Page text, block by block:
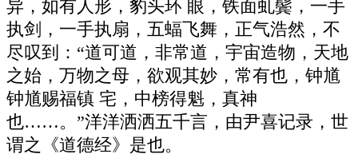
异，如有人形，豹头环 眼，铁面虬鬓，一手
执剑，一手执扇，五蝠飞舞，正气浩然，不
尽叹到：“道可道，非常道，宇宙造物，天地
之始，万物之母，欲观其妙，常有也，钟馗
钟馗赐福镇 宅，中榜得魁，真神
也……。”洋洋洒洒五千言，由尹喜记录，世
谓之《道德经》是也。